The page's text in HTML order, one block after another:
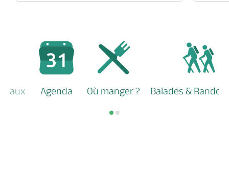
Agenda Où manger ? Balades &